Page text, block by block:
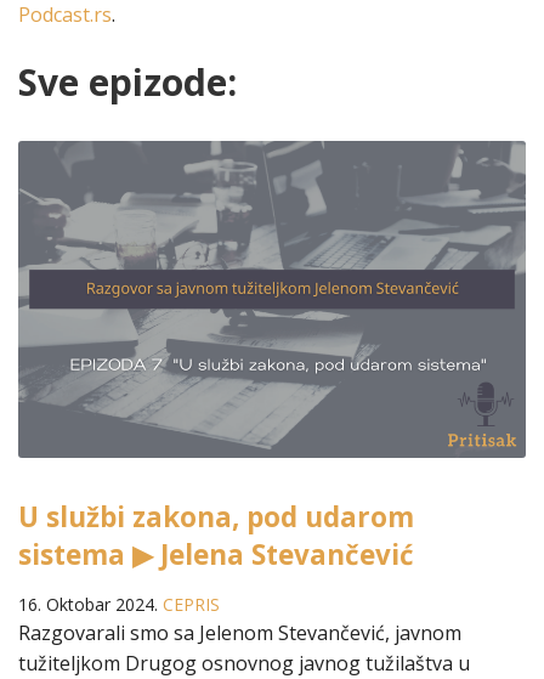
Podcast.rs.
Sve epizode:
U službi zakona, pod udarom
sistema ▶ Jelena Stevančević
16. Oktobar 2024. CEPRIS
Razgovarali smo sa Jelenom Stevančević, javnom
tužiteljkom Drugog osnovnog javnog tužilaštva u